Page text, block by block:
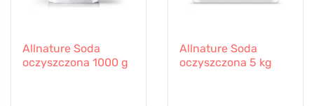
Allnature Soda
oczyszczona 1000 g
Allnature Soda
oczyszczona 5 kg